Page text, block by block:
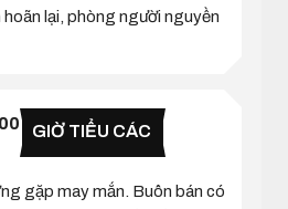
lại, phòng người nguyền
GIỜ TIỂU CÁC
gặp may mắn. Buôn bán có